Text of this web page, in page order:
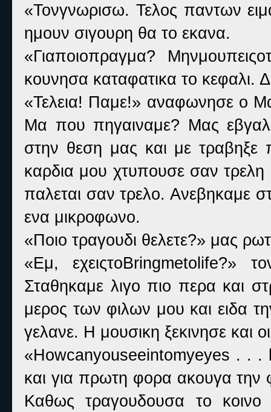
«Τονγνωρισω. Τελος παντων
ημουν σιγουρη θα το εκανα.
«Γιαποιοπραγμα?
κουνησα καταφατικα το κεφαλι.
«Τελεια! Παμε!» αναφωνησε ο
Μα που πηγαιναμε? Μας
στην θεση μας και με
καρδια μου χτυπουσε σαν
παλεται σαν τρελο. Ανεβηκαμε
ενα μικροφωνο.
«Ποιο τραγουδι θελετε?» μας
«Εμ, εχειςτοBringmetolife?»
Σταθηκαμε λιγο πιο περα και
μερος των φιλων μου και ειδα
γελανε. Η μουσικη ξεκινησε και
«Howcanyouseeintomyeyes . . .
και για πρωτη φορα ακουγα
Καθως τραγουδουσα το